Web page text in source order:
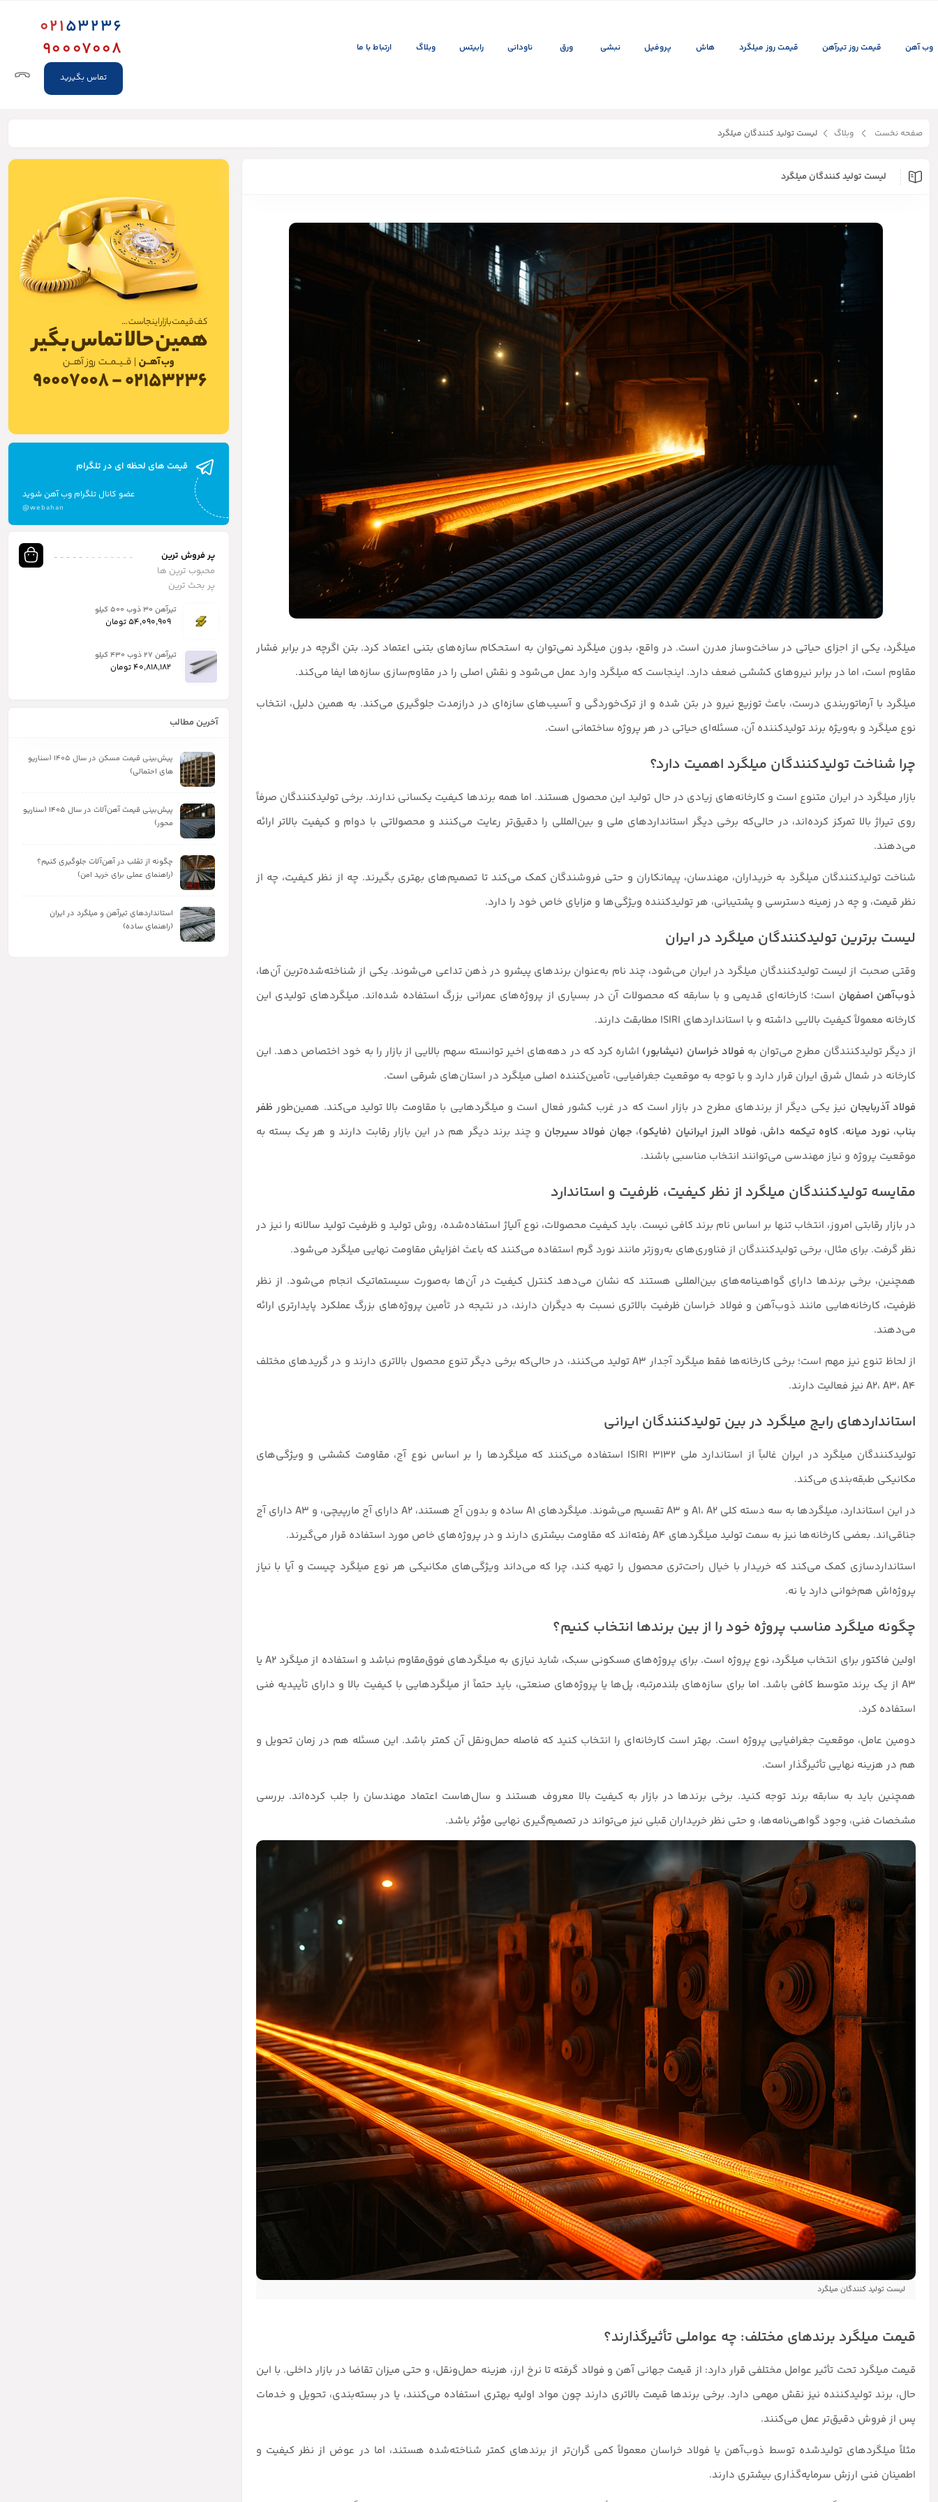
وب آهن قیمت روز تیرآهن قیمت روز میلگرد هاش پروفیل نبشی ورق ناودانی رابیتس وبلاگ ارتباط با ما
02153236
90007008
تماس بگیرید
صفحه نخست وبلاگ لیست تولید کنندگان میلگرد
لیست تولید کنندگان میلگرد
میلگرد، یکی از اجزای حیاتی در ساخت‌وساز مدرن است. در واقع، بدون میلگرد نمی‌توان به استحکام سازه‌های بتنی اعتماد کرد. بتن اگرچه در برابر فشار
مقاوم است، اما در برابر نیروهای کششی ضعف دارد. اینجاست که میلگرد وارد عمل می‌شود و نقش اصلی را در مقاوم‌سازی سازه‌ها ایفا می‌کند.
میلگرد با آرماتوربندی درست، باعث توزیع نیرو در بتن شده و از ترک‌خوردگی و آسیب‌های سازه‌ای در درازمدت جلوگیری می‌کند. به همین دلیل، انتخاب
نوع میلگرد و به‌ویژه برند تولیدکننده آن، مسئله‌ای حیاتی در هر پروژه ساختمانی است.
چرا شناخت تولیدکنندگان میلگرد اهمیت دارد؟
بازار میلگرد در ایران متنوع است و کارخانه‌های زیادی در حال تولید این محصول هستند. اما همه برندها کیفیت یکسانی ندارند. برخی تولیدکنندگان صرفاً
روی تیراژ بالا تمرکز کرده‌اند، در حالی‌که برخی دیگر استانداردهای ملی و بین‌المللی را دقیق‌تر رعایت می‌کنند و محصولاتی با دوام و کیفیت بالاتر ارائه
می‌دهند.
شناخت تولیدکنندگان میلگرد به خریداران، مهندسان، پیمانکاران و حتی فروشندگان کمک می‌کند تا تصمیم‌های بهتری بگیرند. چه از نظر کیفیت، چه از
نظر قیمت، و چه در زمینه دسترسی و پشتیبانی، هر تولیدکننده ویژگی‌ها و مزایای خاص خود را دارد.
لیست برترین تولیدکنندگان میلگرد در ایران
وقتی صحبت از لیست تولیدکنندگان میلگرد در ایران می‌شود، چند نام به‌عنوان برندهای پیشرو در ذهن تداعی می‌شوند. یکی از شناخته‌شده‌ترین آن‌ها،
ذوب‌آهن اصفهان است؛ کارخانه‌ای قدیمی و با سابقه که محصولات آن در بسیاری از پروژه‌های عمرانی بزرگ استفاده شده‌اند. میلگردهای تولیدی این
کارخانه معمولاً کیفیت بالایی داشته و با استانداردهای ISIRI مطابقت دارند.
از دیگر تولیدکنندگان مطرح می‌توان به فولاد خراسان (نیشابور) اشاره کرد که در دهه‌های اخیر توانسته سهم بالایی از بازار را به خود اختصاص دهد. این
کارخانه در شمال شرق ایران قرار دارد و با توجه به موقعیت جغرافیایی، تأمین‌کننده اصلی میلگرد در استان‌های شرقی است.
فولاد آذربایجان نیز یکی دیگر از برندهای مطرح در بازار است که در غرب کشور فعال است و میلگردهایی با مقاومت بالا تولید می‌کند. همین‌طور ظفر
بناب، نورد میانه، کاوه تیکمه داش، فولاد البرز ایرانیان (فایکو)، جهان فولاد سیرجان و چند برند دیگر هم در این بازار رقابت دارند و هر یک بسته به
موقعیت پروژه و نیاز مهندسی می‌توانند انتخاب مناسبی باشند.
مقایسه تولیدکنندگان میلگرد از نظر کیفیت، ظرفیت و استاندارد
در بازار رقابتی امروز، انتخاب تنها بر اساس نام برند کافی نیست. باید کیفیت محصولات، نوع آلیاژ استفاده‌شده، روش تولید و ظرفیت تولید سالانه را نیز در
نظر گرفت. برای مثال، برخی تولیدکنندگان از فناوری‌های به‌روزتر مانند نورد گرم استفاده می‌کنند که باعث افزایش مقاومت نهایی میلگرد می‌شود.
همچنین، برخی برندها دارای گواهینامه‌های بین‌المللی هستند که نشان می‌دهد کنترل کیفیت در آن‌ها به‌صورت سیستماتیک انجام می‌شود. از نظر
ظرفیت، کارخانه‌هایی مانند ذوب‌آهن و فولاد خراسان ظرفیت بالاتری نسبت به دیگران دارند، در نتیجه در تأمین پروژه‌های بزرگ عملکرد پایدارتری ارائه
می‌دهند.
از لحاظ تنوع نیز مهم است؛ برخی کارخانه‌ها فقط میلگرد آجدار A3 تولید می‌کنند، در حالی‌که برخی دیگر تنوع محصول بالاتری دارند و در گریدهای مختلف
A2، A3، A4 نیز فعالیت دارند.
استانداردهای رایج میلگرد در بین تولیدکنندگان ایرانی
تولیدکنندگان میلگرد در ایران غالباً از استاندارد ملی ISIRI 3132 استفاده می‌کنند که میلگردها را بر اساس نوع آج، مقاومت کششی و ویژگی‌های
مکانیکی طبقه‌بندی می‌کند.
در این استاندارد، میلگردها به سه دسته کلی A1، A2 و A3 تقسیم می‌شوند. میلگردهای A1 ساده و بدون آج هستند، A2 دارای آج مارپیچی، و A3 دارای آج
جناقی‌اند. بعضی کارخانه‌ها نیز به سمت تولید میلگردهای A4 رفته‌اند که مقاومت بیشتری دارند و در پروژه‌های خاص مورد استفاده قرار می‌گیرند.
استانداردسازی کمک می‌کند که خریدار با خیال راحت‌تری محصول را تهیه کند، چرا که می‌داند ویژگی‌های مکانیکی هر نوع میلگرد چیست و آیا با نیاز
پروژه‌اش هم‌خوانی دارد یا نه.
چگونه میلگرد مناسب پروژه خود را از بین برندها انتخاب کنیم؟
اولین فاکتور برای انتخاب میلگرد، نوع پروژه است. برای پروژه‌های مسکونی سبک، شاید نیازی به میلگردهای فوق‌مقاوم نباشد و استفاده از میلگرد A2 یا
A3 از یک برند متوسط کافی باشد. اما برای سازه‌های بلندمرتبه، پل‌ها یا پروژه‌های صنعتی، باید حتماً از میلگردهایی با کیفیت بالا و دارای تأییدیه فنی
استفاده کرد.
دومین عامل، موقعیت جغرافیایی پروژه است. بهتر است کارخانه‌ای را انتخاب کنید که فاصله حمل‌ونقل آن کمتر باشد. این مسئله هم در زمان تحویل و
هم در هزینه نهایی تأثیرگذار است.
همچنین باید به سابقه برند توجه کنید. برخی برندها در بازار به کیفیت بالا معروف هستند و سال‌هاست اعتماد مهندسان را جلب کرده‌اند. بررسی
مشخصات فنی، وجود گواهی‌نامه‌ها، و حتی نظر خریداران قبلی نیز می‌تواند در تصمیم‌گیری نهایی مؤثر باشد.
لیست تولید کنندگان میلگرد
قیمت میلگرد برندهای مختلف: چه عواملی تأثیرگذارند؟
قیمت میلگرد تحت تأثیر عوامل مختلفی قرار دارد: از قیمت جهانی آهن و فولاد گرفته تا نرخ ارز، هزینه حمل‌ونقل، و حتی میزان تقاضا در بازار داخلی. با این
حال، برند تولیدکننده نیز نقش مهمی دارد. برخی برندها قیمت بالاتری دارند چون مواد اولیه بهتری استفاده می‌کنند، یا در بسته‌بندی، تحویل و خدمات
پس از فروش دقیق‌تر عمل می‌کنند.
مثلاً میلگردهای تولیدشده توسط ذوب‌آهن یا فولاد خراسان معمولاً کمی گران‌تر از برندهای کمتر شناخته‌شده هستند، اما در عوض از نظر کیفیت و
اطمینان فنی ارزش سرمایه‌گذاری بیشتری دارند.
قیمت های لحظه ای در تلگرام
عضو کانال تلگرام وب آهن شوید
@webahan
پر فروش ترین
محبوب ترین ها
پر بحث ترین
تیرآهن ۳۰ ذوب ۵۰۰ کیلو
54,090,909تومان
تیرآهن ۲۷ ذوب ۴۳۰ کیلو
40,818,182تومان
آخرین مطالب
پیش‌بینی قیمت مسکن در سال ۱۴۰۵ (سناریو
های احتمالی)
پیش‌بینی قیمت آهن‌آلات در سال ۱۴۰۵ (سناریو
محور)
چگونه از تقلب در آهن‌آلات جلوگیری کنیم؟
(راهنمای عملی برای خرید امن)
استانداردهای تیرآهن و میلگرد در ایران
(راهنمای ساده)